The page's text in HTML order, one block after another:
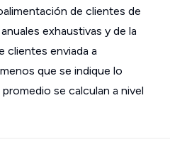
de clientes de
exhaustivas y de la
clientes enviada a
que se indique lo
se calculan a nivel